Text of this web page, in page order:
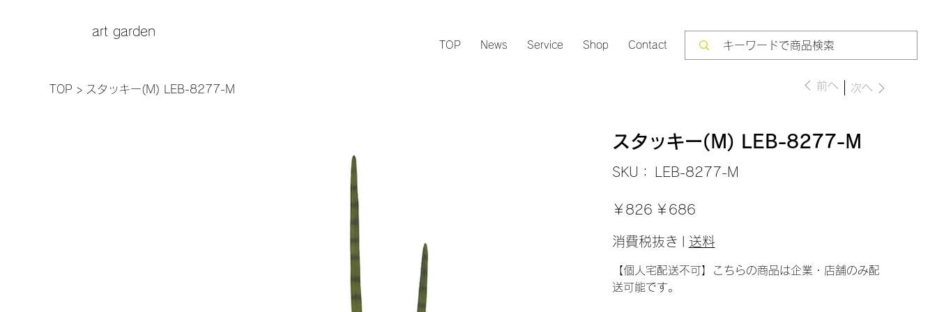
art garden
TOP News Service Shop Contact
TOP > スタッキー(M) LEB-8277-M 前へ 次へ
スタッキー(M) LEB-8277-M
SKU：
LEB-
8277-
LEB-8277-M
の
￥826
ー
格
￥686
消費税抜き 送料
【個人宅配送不可】こちらの商品は企業・店舗のみ配
送可能です。